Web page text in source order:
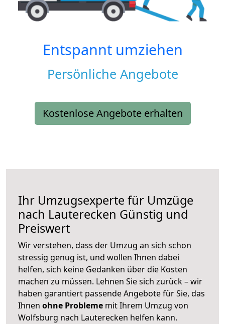
Entspannt umziehen
Persönliche Angebote
Kostenlose Angebote erhalten
Ihr Umzugsexperte für Umzüge
nach Lauterecken Günstig und
Preiswert
Wir verstehen, dass der Umzug an sich schon
stressig genug ist, und wollen Ihnen dabei
helfen, sich keine Gedanken über die Kosten
machen zu müssen. Lehnen Sie sich zurück – wir
haben garantiert passende Angebote für Sie, das
Ihnen ohne Probleme mit Ihrem Umzug von
Wolfsburg nach Lauterecken helfen kann.